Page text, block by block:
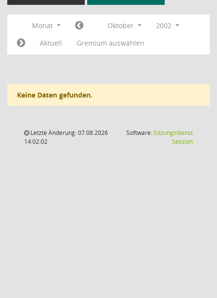
Monat Oktober
2002
Aktuell
Gremium auswählen
Keine Daten gefunden.
Letzte Änderung: 07.08.2026
14:02:02
Software:Sitzungsdienst
Session(Wird in